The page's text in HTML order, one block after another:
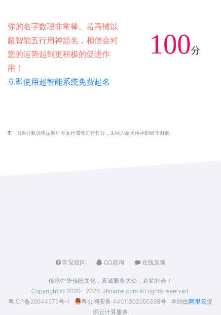
你的名字数理非常棒。若再辅以
超智能五行用神起名，相信会对
您的运势起到更积极的促进作
用！
立即使用超智能系统免费起名
100分
测名分数仅依据数理和五行属性进行打分，未纳入命局用神影响等因素。
常见疑问 QQ咨询 在线反馈
传承中华传统文化，真诚服务大众，造福社会！
Copyright © 2020 - 2026. Jhname.com All rights reserved.
粤ICP备20044575号-1
粤公网安备 44011802000398号 本站由阿里云提
供云计算服务